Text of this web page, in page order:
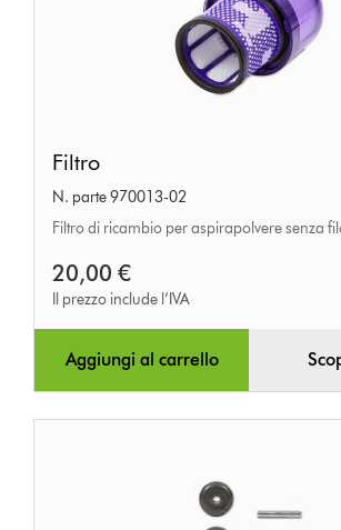
Filtro
N. parte 970013-02
Filtro di ricambio per aspirapolvere senza
20,00 €
Il prezzo include l’IVA
Aggiungi al carrello